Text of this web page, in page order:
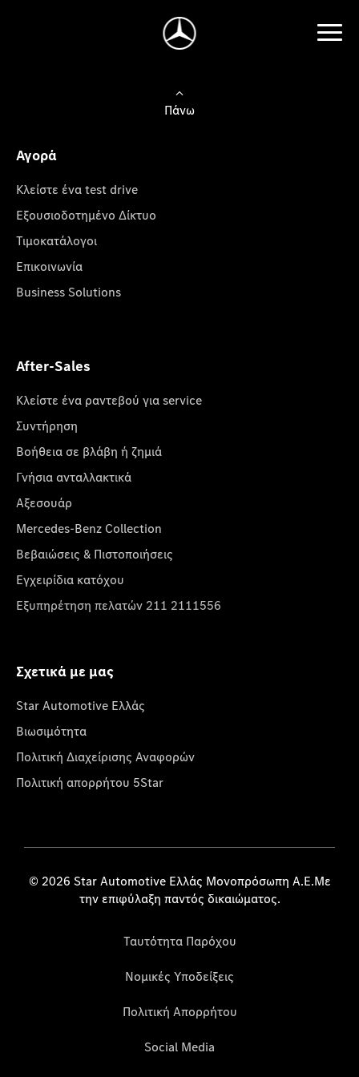
Πάνω
Αγορά
Κλείστε ένα test drive
Εξουσιοδοτημένο Δίκτυο
Τιμοκατάλογοι
Επικοινωνία
Business Solutions
After-Sales
Κλείστε ένα ραντεβού για service
Συντήρηση
Βοήθεια σε βλάβη ή ζημιά
Γνήσια ανταλλακτικά
Αξεσουάρ
Mercedes-Benz Collection
Βεβαιώσεις & Πιστοποιήσεις
Εγχειρίδια κατόχου
Εξυπηρέτηση πελατών 211 2111556
Σχετικά με μας
Star Automotive Ελλάς
Βιωσιμότητα
Πολιτική Διαχείρισης Αναφορών
Πολιτική απορρήτου 5Star
© 2026 Star Automotive Ελλάς Μονοπρόσωπη Α.Ε.Με
την επιφύλαξη παντός δικαιώματος.
Ταυτότητα Παρόχου
Νομικές Υποδείξεις
Πολιτική Απορρήτου
Social Media